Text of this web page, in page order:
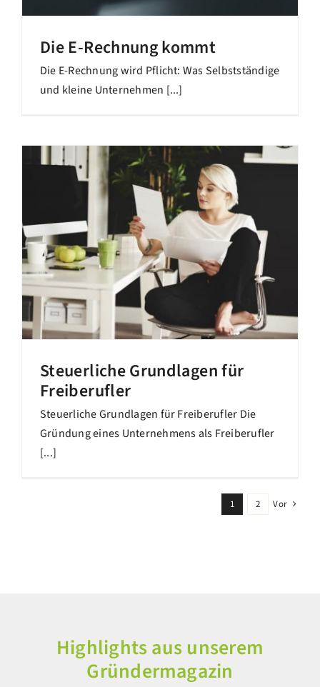
Die E-Rechnung kommt
Die E-Rechnung wird Pflicht: Was Selbstständige
und kleine Unternehmen [...]
Steuerliche Grundlagen für
Freiberufler
Steuerliche Grundlagen für Freiberufler Die
Gründung eines Unternehmens als Freiberufler
[...]
1 2 Vor
Highlights aus unserem
Gründermagazin